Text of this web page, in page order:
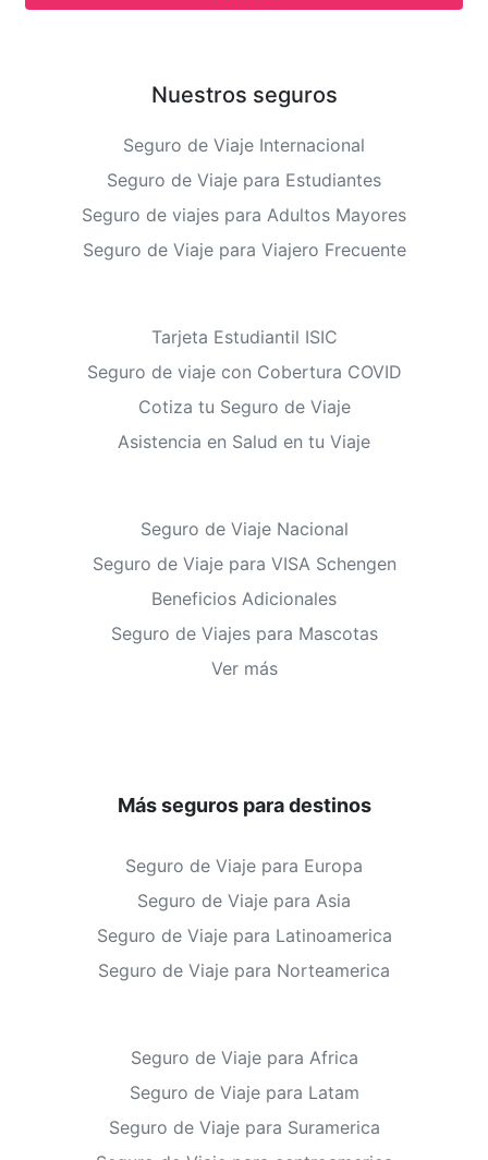
Nuestros seguros
Seguro de Viaje Internacional
Seguro de Viaje para Estudiantes
Seguro de viajes para Adultos Mayores
Seguro de Viaje para Viajero Frecuente
Tarjeta Estudiantil ISIC
Seguro de viaje con Cobertura COVID
Cotiza tu Seguro de Viaje
Asistencia en Salud en tu Viaje
Seguro de Viaje Nacional
Seguro de Viaje para VISA Schengen
Beneficios Adicionales
Seguro de Viajes para Mascotas
Ver más
Más seguros para destinos
Seguro de Viaje para Europa
Seguro de Viaje para Asia
Seguro de Viaje para Latinoamerica
Seguro de Viaje para Norteamerica
Seguro de Viaje para Africa
Seguro de Viaje para Latam
Seguro de Viaje para Suramerica